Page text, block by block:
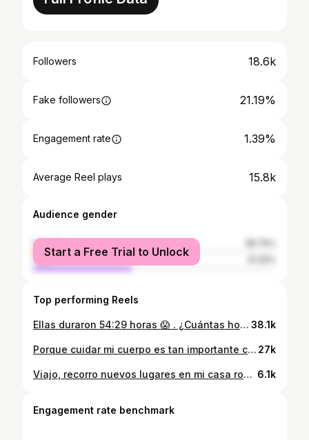
Followers 18.6k
Fake followers 21.19%
Engagement rate 1.39%
Average Reel plays 15.8k
Audience gender
female
male
Start a Free Trial to Unlock
Top performing Reels
Ellas duraron 54:29 horas 😱 . ¿Cuántas horas ustedes durarían? @havolinedeport . #retohavoline #retohavoline5 #retohavoline5🚘✋🏻 38.1k
Porque cuidar mi cuerpo es tan importante como cuidar mi piel💪🏼 . Encontré este protector solar de @larocheposay 🧴que lo cambió todo: ligero, resistente y perfecto para mis entrenamientos✨ . ¿Y tú ya usas protector solar cuando entrenas? 👀 #tudermatólogosabemás #larocheposayskincare #veranoanthelios #publicidad 27k
Viajo, recorro nuevos lugares en mi casa rodante y hago ejercicio, pero nunca me olvido de la protección solar con Anthelios UVMUNE 400 de @larocheposay que resisten al agua, al sudor y a la arena y me protegen de los rayos UVB/UVA ultra largos. #TuDermatologoSabeMas #LaRochePosaySkinCare #VeranoAnthelios #Publicidad 6.1k
Engagement rate benchmark